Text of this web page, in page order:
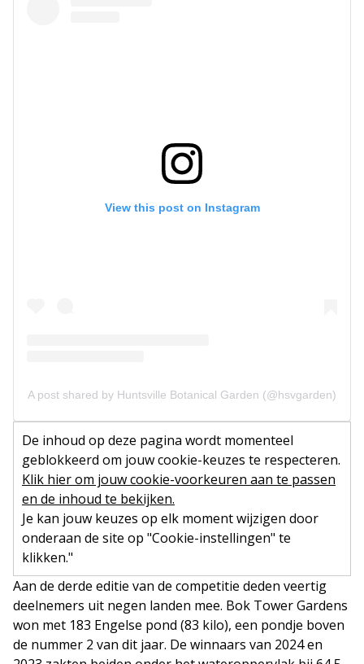
View this post on Instagram
A post shared by Huntsville Botanical Garden (@hsvgarden)
De inhoud op deze pagina wordt momenteel
geblokkeerd om jouw cookie-keuzes te respecteren.
Klik hier om jouw cookie-voorkeuren aan te passen
en de inhoud te bekijken.
Je kan jouw keuzes op elk moment wijzigen door
onderaan de site op "Cookie-instellingen" te
klikken."
Aan de derde editie van de competitie deden veertig
deelnemers uit negen landen mee. Bok Tower Gardens
won met 183 Engelse pond (83 kilo), een pondje boven
de nummer 2 van dit jaar. De winnaars van 2024 en